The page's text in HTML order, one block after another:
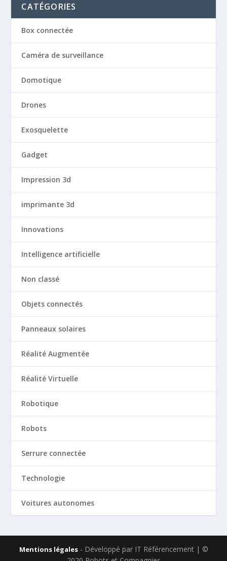
CATÉGORIES
Box connectée
Caméra de surveillance
Domotique
Drones
Exosquelette
Gadget
Impression 3d
imprimante 3d
Innovations
Intelligence artificielle
Non classé
Objets connectés
Panneaux solaires
Réalité Augmentée
Réalité Virtuelle
Robotique
Robots
Serrure connectée
Technologie
Voitures autonomes
Mentions légales- Développé par IT Référencement | ©